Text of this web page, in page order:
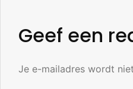
Geef een
Je e-mailadres wordt